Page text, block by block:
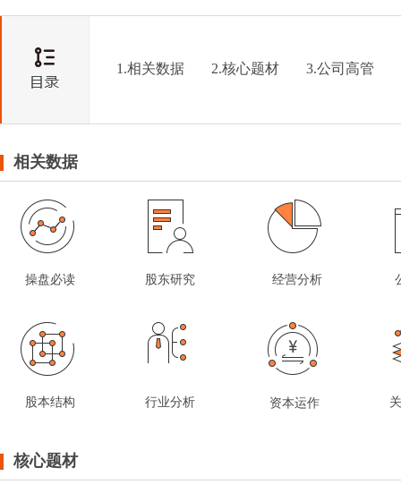
1.相关数据 2.核心题材 3.公司高管
相关数据
操盘必读 股东研究 经营分析
股本结构 行业分析 资本运作
核心题材